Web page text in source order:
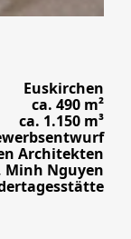
Euskirchen
ca. 490 m²
ca. 1.150 m³
Architekten
Minh Nguyen